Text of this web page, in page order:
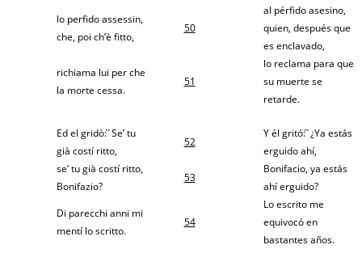
lo perfido assessin,
che, poi ch’è fitto,
50
al pérfido asesino,
quien, después que
es enclavado,
richiama lui per che
la morte cessa.
51
lo reclama para que
su muerte se
retarde.
Ed el gridò: ́ ́Se’ tu
già costí ritto,
52
Y él gritó: ́ ́¿Ya estás
erguido ahí,
se’ tu già costí ritto,
Bonifazio?
53
Bonifacio, ya estás
ahí erguido?
Di parecchi anni mi
mentí lo scritto.
54
Lo escrito me
equivocó en
bastantes años.